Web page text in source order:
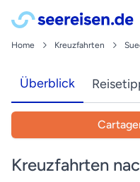
Home Kreuzfahrten
Überblick
Kreuzfahrten